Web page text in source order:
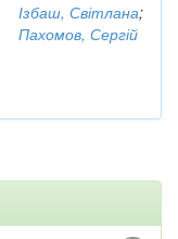
Ізбаш, Світлана;
Пахомов, Сергій